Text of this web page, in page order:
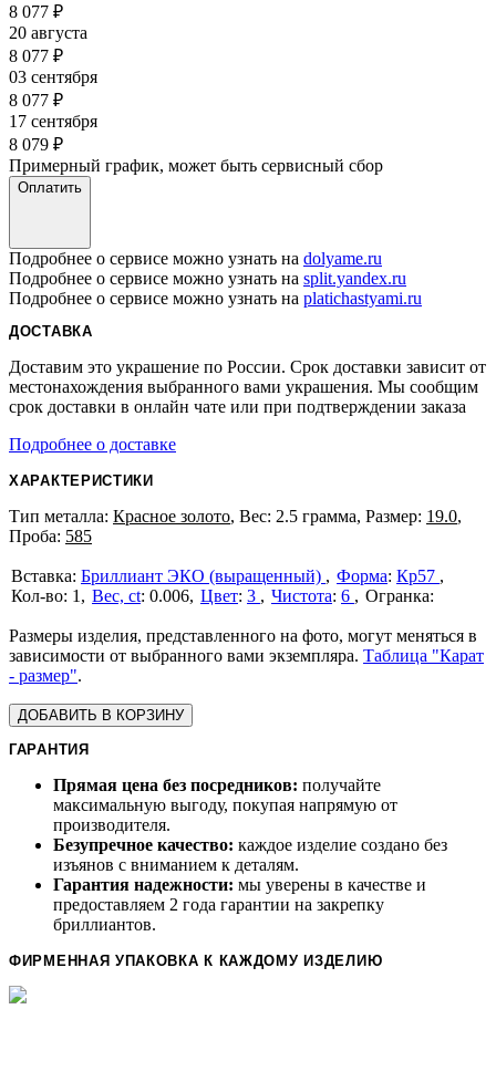
8 077 ₽
20 августа
8 077 ₽
03 сентября
8 077 ₽
17 сентября
8 079 ₽
Примерный график, может быть сервисный сбор
Оплатить
Подробнее о сервисе можно узнать на dolyame.ru
Подробнее о сервисе можно узнать на split.yandex.ru
Подробнее о сервисе можно узнать на platichastyami.ru
ДОСТАВКА
Доставим это украшение по России. Срок доставки зависит от
местонахождения выбранного вами украшения. Мы сообщим
срок доставки в онлайн чате или при подтверждении заказа
Подробнее о доставке
ХАРАКТЕРИСТИКИ
Тип металла: Красное золото, Вес: 2.5 грамма, Размер: 19.0,
Проба: 585
Бриллиант ЭКО (выращенный) Форма: Кр57
1
Вес, ct: 0.006 Цвет: 3 Чистота: 6
Размеры изделия, представленного на фото, могут меняться в
зависимости от выбранного вами экземпляра. Таблица "Карат
- размер".
ДОБАВИТЬ В КОРЗИНУ
ГАРАНТИЯ
Прямая цена без посредников: получайте
максимальную выгоду, покупая напрямую от
производителя.
Безупречное качество: каждое изделие создано без
изъянов с вниманием к деталям.
Гарантия надежности: мы уверены в качестве и
предоставляем 2 года гарантии на закрепку
бриллиантов.
ФИРМЕННАЯ УПАКОВКА К КАЖДОМУ ИЗДЕЛИЮ